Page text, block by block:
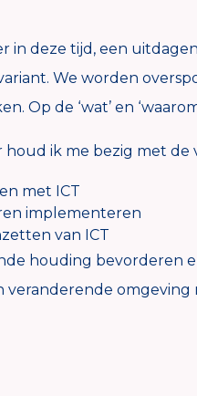
in deze tijd, een
We worden
Op de ‘wat’ en
houd ik me bezig met de
met ICT
implementeren
van ICT
houding bevorderen
veranderende